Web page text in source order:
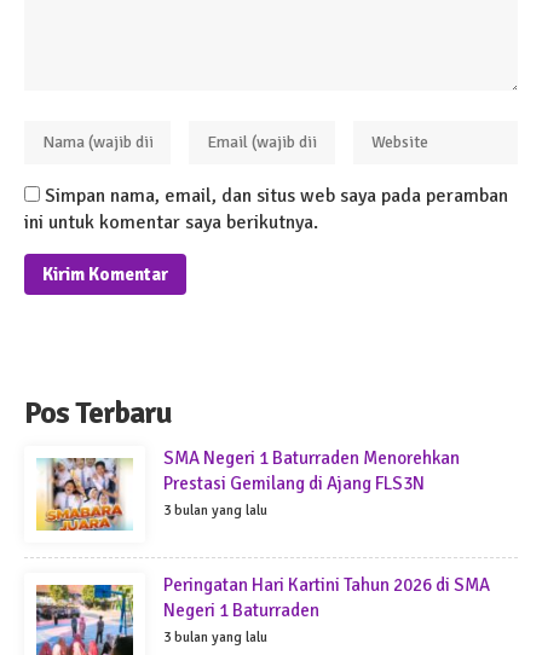
Simpan nama, email, dan situs web saya pada peramban
ini untuk komentar saya berikutnya.
Pos Terbaru
SMA Negeri 1 Baturraden Menorehkan
Prestasi Gemilang di Ajang FLS3N
3 bulan yang lalu
Peringatan Hari Kartini Tahun 2026 di SMA
Negeri 1 Baturraden
3 bulan yang lalu